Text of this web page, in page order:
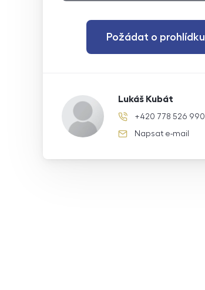
Požádat o prohlídku
Lukáš Kubát
telefonní číslo
+420 778 526 990
e-mail
Napsat e-mail